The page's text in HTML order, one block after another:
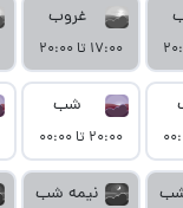
غروب
۱۷:۰۰ تا ۲۰:۰۰
شب
۲۰:۰۰ تا ۰۰:۰۰
نیمه شب